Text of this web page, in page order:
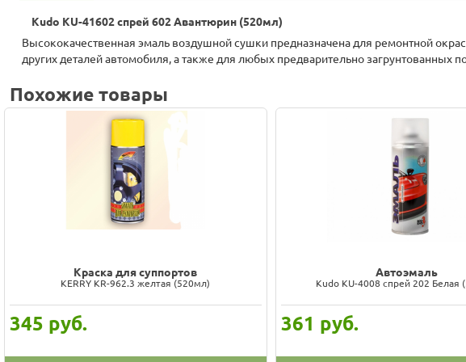
Kudo KU-41602 спрей 602 Авантюрин (520мл)
Высококачественная эмаль воздушной сушки предназначена для ремонтной
других деталей автомобиля, а также для любых предварительно загрунтованных
Похожие товары
Краска для суппортов
KERRY KR-962.3 желтая (520мл)
345 руб.
Автоэмаль
Kudo KU-4008 спрей 202 Белая
361 руб.